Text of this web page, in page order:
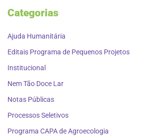
Categorias
Ajuda Humanitária
Editais Programa de Pequenos Projetos
Institucional
Nem Tão Doce Lar
Notas Públicas
Processos Seletivos
Programa CAPA de Agroecologia